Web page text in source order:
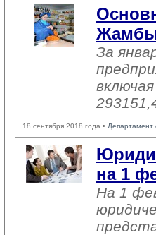
За
18 сентября 2018 года • Департамент
на 1
На 1